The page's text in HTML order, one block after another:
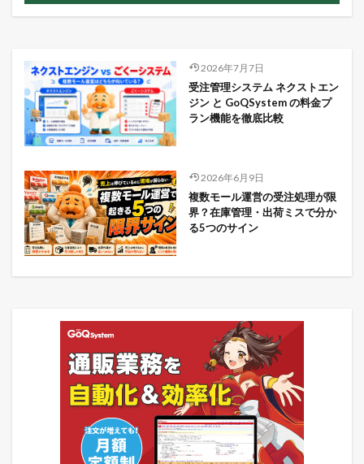
2026年7月7日
受注管理システム ネクストエン
ジン と GoQSystem の料金プ
ラン機能を徹底比較
2026年6月9日
複数モール運営の受注処理が限
界？在庫管理・出荷ミスで分か
る5つのサイン